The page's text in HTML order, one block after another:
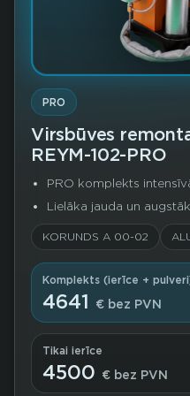
PRO
Virsbūves
REYM-102-PRO
PRO komplekts
Lielāka jauda un
KORUNDS A 00-02
Komplekts (ierīce +
4641 € bez PVN
Tikai ierīce
4500 € bez PVN